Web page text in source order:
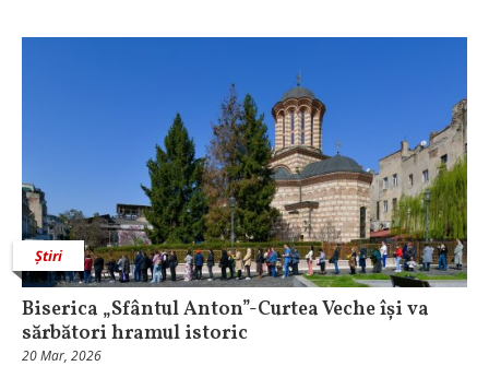
Știri
Biserica „Sfântul Anton”-Curtea Veche își va
sărbători hramul istoric
20 Mar, 2026